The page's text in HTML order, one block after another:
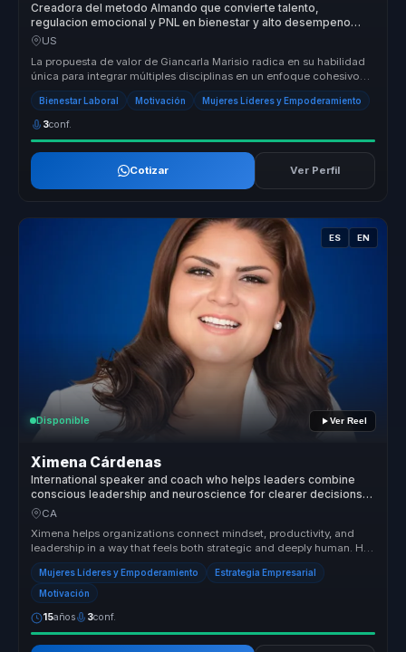
Creadora del metodo Almando que convierte talento,
regulacion emocional y PNL en bienestar y alto desempeno
para lideres.
US
La propuesta de valor de Giancarla Marisio radica en su habilidad
única para integrar múltiples disciplinas en un enfoque cohesivo
que pr...
Bienestar Laboral Motivación Mujeres Líderes y Empoderamiento
3conf.
Cotizar Ver Perfil
ES EN
Disponible Ver Reel
Ximena Cárdenas
International speaker and coach who helps leaders combine
conscious leadership and neuroscience for clearer decisions
and sustainable performance.
CA
Ximena helps organizations connect mindset, productivity, and
leadership in a way that feels both strategic and deeply human. Her
session...
Mujeres Líderes y Empoderamiento Estrategia Empresarial
Motivación
15años 3conf.